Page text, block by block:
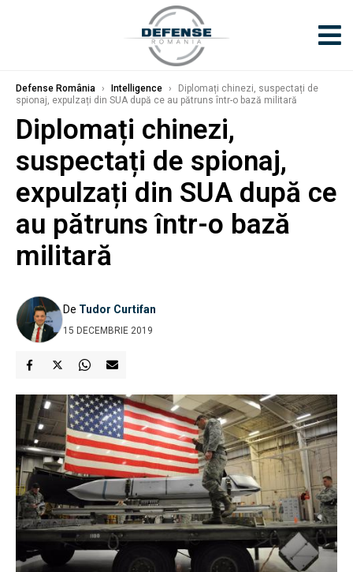
Defense România › Intelligence ›
Diplomați chinezi, suspectați de
spionaj, expulzați din SUA după ce au pătruns într-o bază militară
Diplomați chinezi,
suspectați de spionaj,
expulzați din SUA după ce
au pătruns într-o bază
militară
De Tudor Curtifan
15 DECEMBRIE 2019